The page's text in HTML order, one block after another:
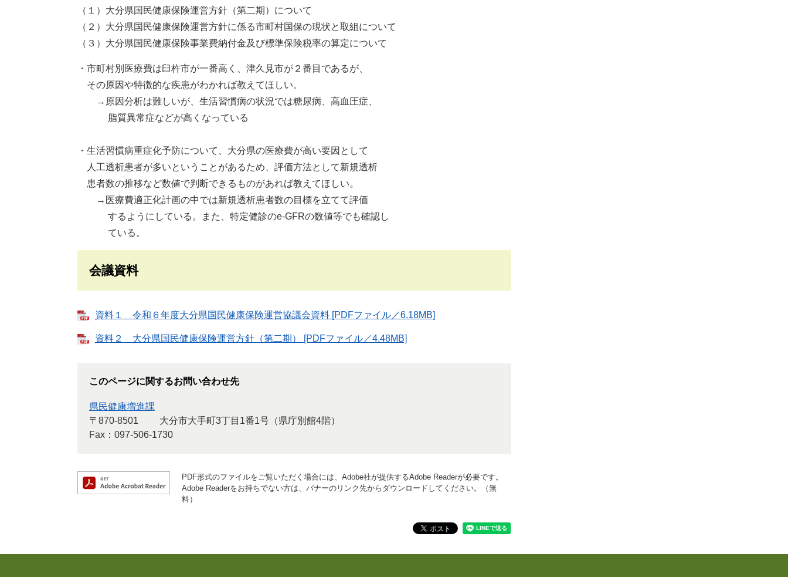
（１）大分県国民健康保険運営方針（第二期）について
（２）大分県国民健康保険運営方針に係る市町村国保の現状と取組について
（３）大分県国民健康保険事業費納付金及び標準保険税率の算定について
・市町村別医療費は臼杵市が一番高く、津久見市が２番目であるが、
その原因や特徴的な疾患がわかれば教えてほしい。
→原因分析は難しいが、生活習慣病の状況では糖尿病、高血圧症、
脂質異常症などが高くなっている
・生活習慣病重症化予防について、大分県の医療費が高い要因として
人工透析患者が多いということがあるため、評価方法として新規透析
患者数の推移など数値で判断できるものがあれば教えてほしい。
→医療費適正化計画の中では新規透析患者数の目標を立てて評価
するようにしている。また、特定健診のe-GFRの数値等でも確認し
ている。
会議資料
資料１ 令和６年度大分県国民健康保険運営協議会資料 [PDFファイル／6.18MB]
資料２ 大分県国民健康保険運営方針（第二期） [PDFファイル／4.48MB]
このページに関するお問い合わせ先
県民健康増進課
〒870-8501
大分市大手町3丁目1番1号（県庁別館4階）
Fax：097-506-1730
PDF形式のファイルをご覧いただく場合には、Adobe社が提供するAdobe Readerが必要です。
Adobe Readerをお持ちでない方は、バナーのリンク先からダウンロードしてください。（無
料）